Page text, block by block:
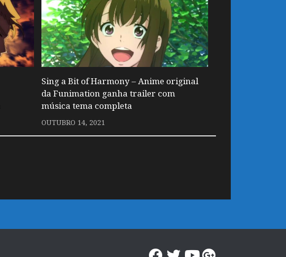
Sing a Bit of Harmony – Anime original
da Funimation ganha trailer com
música tema completa
OUTUBRO 14, 2021